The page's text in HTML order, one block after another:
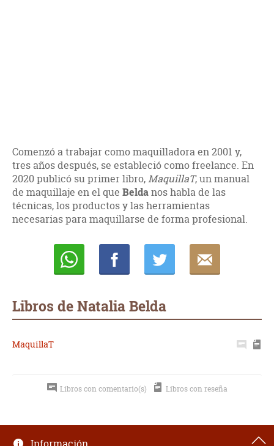
Comenzó a trabajar como maquilladora en 2001 y,
tres años después, se estableció como freelance. En
2020 publicó su primer libro,MaquillaT, un manual
de maquillaje en el que Beldanos habla de las
técnicas, los productos y las herramientas
necesarias para maquillarse de forma profesional.
Libros de Natalia Belda
MaquillaT
Libros con comentario(s) Libros con reseña